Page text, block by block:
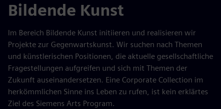
Bildende Kunst
Im Bereich Bildende Kunst initiieren und realisieren wir
Projekte zur Gegenwartskunst. Wir suchen nach Themen
und künstlerischen Positionen, die aktuelle gesellschaftliche
Fragestellungen aufgreifen und sich mit Themen der
Zukunft auseinandersetzen. Eine Corporate Collection im
herkömmlichen Sinne ins Leben zu rufen, ist kein erklärtes
Ziel des Siemens Arts Program.